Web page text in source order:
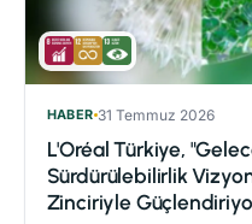
HABER 31 Temmuz 2026
L'Oréal Türkiye,
Sürdürülebilirlik
Zinciriyle